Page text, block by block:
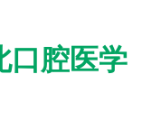
口腔医学